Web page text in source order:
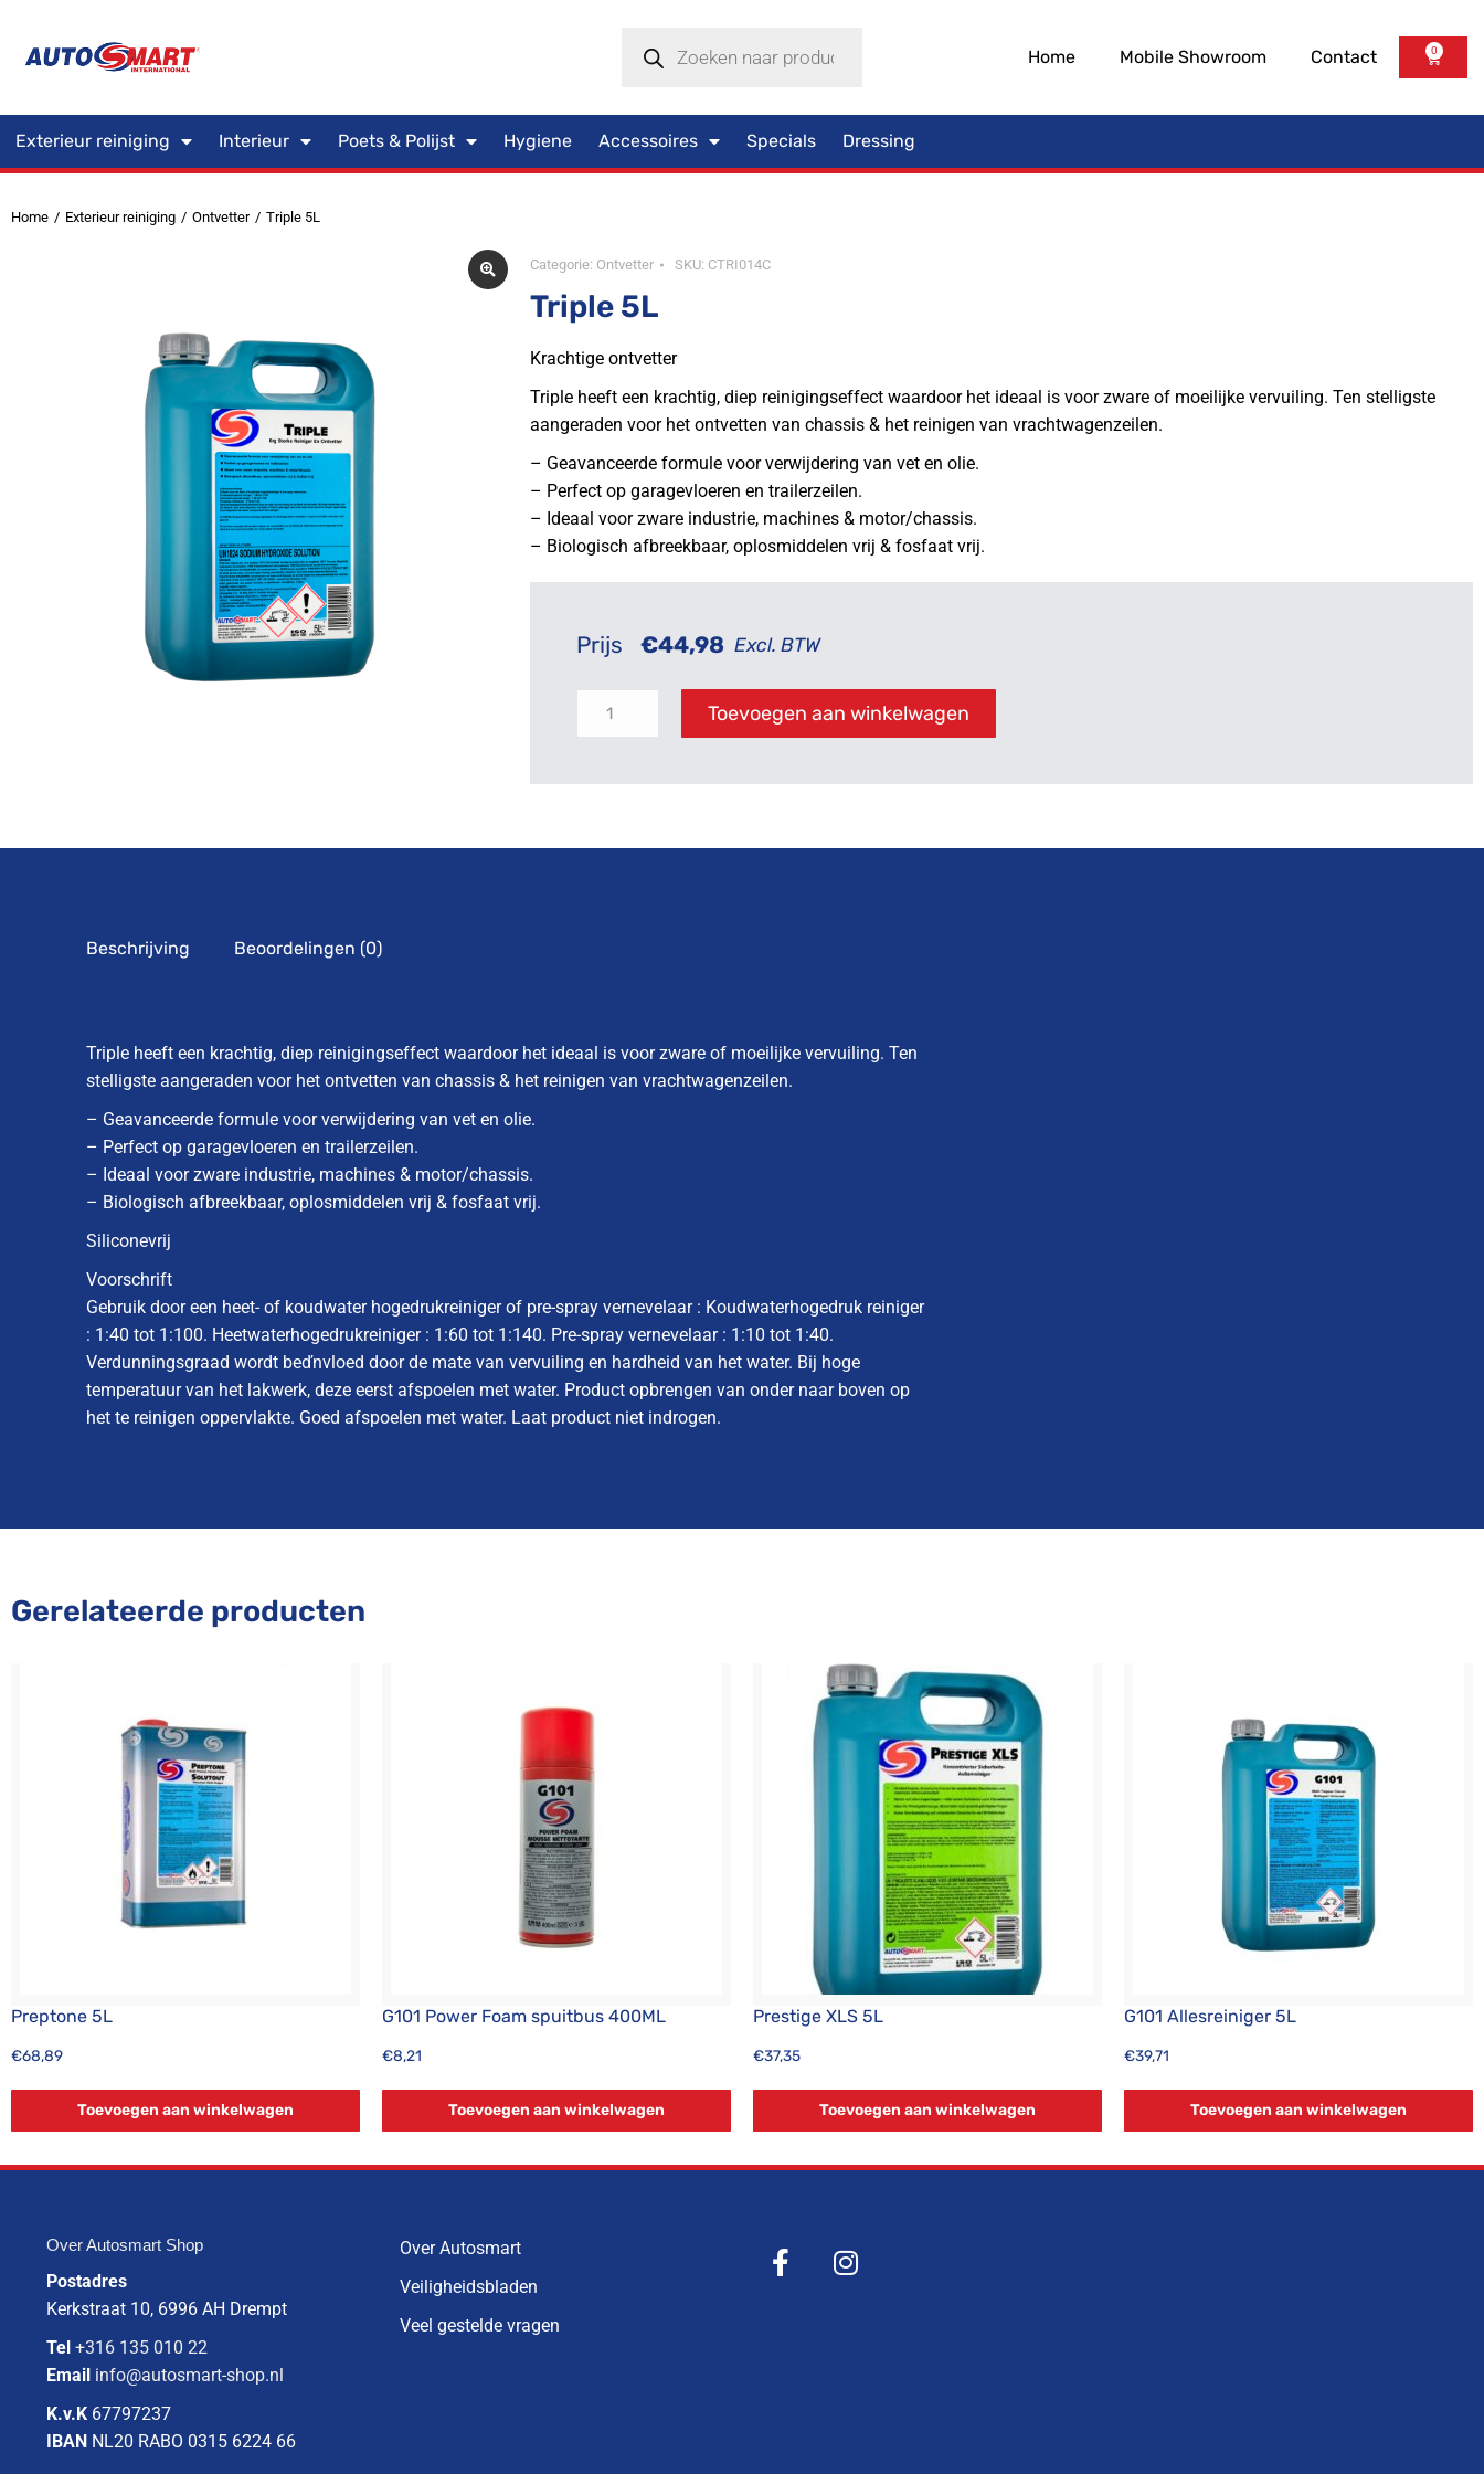
Home Mobile Showroom Contact 0
Exterieur reiniging Interieur Poets & Polijst Hygiene Accessoires Specials Dressing
Je bent hier:
Home Exterieur reiniging Ontvetter Triple 5L
Categorie: Ontvetter SKU: CTRI014C
Triple 5L
Krachtige ontvetter
Triple heeft een krachtig, diep reinigingseffect waardoor het ideaal is voor zware of moeilijke vervuiling. Ten stelligste
aangeraden voor het ontvetten van chassis & het reinigen van vrachtwagenzeilen.
– Geavanceerde formule voor verwijdering van vet en olie.
– Perfect op garagevloeren en trailerzeilen.
– Ideaal voor zware industrie, machines & motor/chassis.
– Biologisch afbreekbaar, oplosmiddelen vrij & fosfaat vrij.
Prijs €44,98 Excl. BTW
Toevoegen aan winkelwagen
Beschrijving Beoordelingen (0)
Triple heeft een krachtig, diep reinigingseffect waardoor het ideaal is voor zware of moeilijke vervuiling. Ten
stelligste aangeraden voor het ontvetten van chassis & het reinigen van vrachtwagenzeilen.
– Geavanceerde formule voor verwijdering van vet en olie.
– Perfect op garagevloeren en trailerzeilen.
– Ideaal voor zware industrie, machines & motor/chassis.
– Biologisch afbreekbaar, oplosmiddelen vrij & fosfaat vrij.
Siliconevrij
Voorschrift
Gebruik door een heet- of koudwater hogedrukreiniger of pre-spray vernevelaar : Koudwaterhogedruk reiniger
: 1:40 tot 1:100. Heetwaterhogedrukreiniger : 1:60 tot 1:140. Pre-spray vernevelaar : 1:10 tot 1:40.
Verdunningsgraad wordt beďnvloed door de mate van vervuiling en hardheid van het water. Bij hoge
temperatuur van het lakwerk, deze eerst afspoelen met water. Product opbrengen van onder naar boven op
het te reinigen oppervlakte. Goed afspoelen met water. Laat product niet indrogen.
Gerelateerde producten
Preptone 5L
€68,89
Toevoegen aan winkelwagen
G101 Power Foam spuitbus 400ML
€8,21
Toevoegen aan winkelwagen
Prestige XLS 5L
€37,35
Toevoegen aan winkelwagen
G101 Allesreiniger 5L
€39,71
Toevoegen aan winkelwagen
Over Autosmart Shop
Postadres
Kerkstraat 10, 6996 AH Drempt
Tel +316 135 010 22
Email info@autosmart-shop.nl
K.v.K 67797237
IBAN NL20 RABO 0315 6224 66
Over Autosmart
Veiligheidsbladen
Veel gestelde vragen